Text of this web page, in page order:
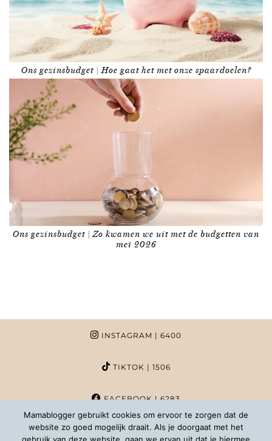
Ons gezinsbudget | Hoe gaat het met onze spaardoelen?
Ons gezinsbudget | Zo kwamen we uit met de budgetten van
mei 2026
INSTAGRAM | 6400
TIKTOK | 1506
FACEBOOK| 6283
PINTEREST | 1020
Mamablogger gebruikt cookies om ervoor te zorgen dat de
website zo goed mogelijk draait. Als je doorgaat met het